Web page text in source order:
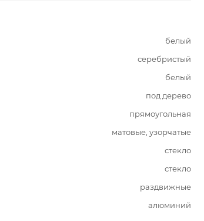
белый
серебристый
белый
под дерево
прямоугольная
матовые, узорчатые
стекло
стекло
раздвижные
алюминий